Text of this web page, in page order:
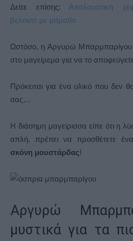
Δείτε επίσης: Απολαυστική
βελουτέ με μάραθο
Ωστόσο, η Αργυρώ Μπαρμπαρίγου
στο μαγείρεμα για να το
Πρόκειται για ένα υλικό που δεν
σας…
Η διάσημη μαγείρισσα είπε ότι η
απλή, πρέπει να προσθέτετε
σκόνη μουστάρδας!
Αργυρώ
μυστικά για τα